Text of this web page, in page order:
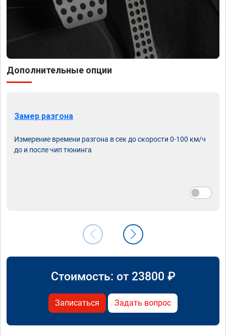
Дополнительные опции
Замер разгона
Измерение времени разгона в сек до скорости 0-100 км/ч
до и после чип тюнинга
Стоимость: от 23800 ₽
Записаться Задать вопрос